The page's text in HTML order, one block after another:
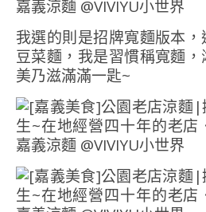
我選的則是招牌寬麵版本
豆菜麵，我是習慣稱寬麵
美乃滋滿滿一匙~